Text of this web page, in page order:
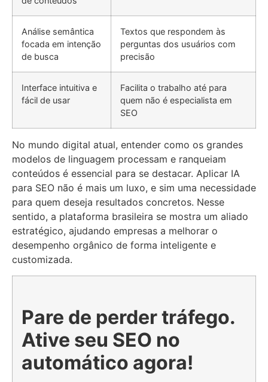
Análise semântica
focada em intenção
de busca
Textos que respondem às
perguntas dos usuários com
precisão
Interface intuitiva e
fácil de usar
Facilita o trabalho até para
quem não é especialista em
SEO
No mundo digital atual, entender como os grandes
modelos de linguagem processam e ranqueiam
conteúdos é essencial para se destacar. Aplicar IA
para SEO não é mais um luxo, e sim uma necessidade
para quem deseja resultados concretos. Nesse
sentido, a plataforma brasileira se mostra um aliado
estratégico, ajudando empresas a melhorar o
desempenho orgânico de forma inteligente e
customizada.
Pare de perder tráfego.
Ative seu SEO no
automático agora!